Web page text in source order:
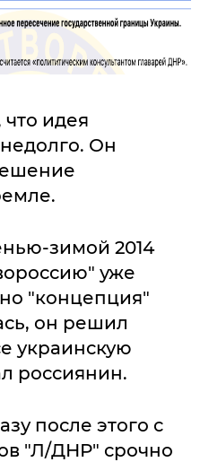
идея
Он
зимой 2014
уже
"концепция"
он решил
украинскую
россиянин.
после этого с
"Л/ДНР" срочно